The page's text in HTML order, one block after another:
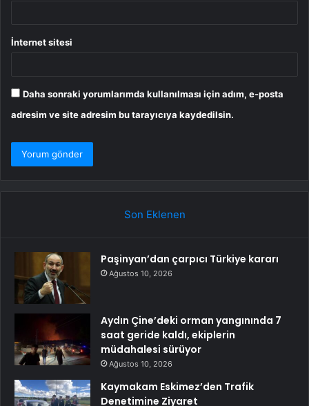
İnternet sitesi
Daha sonraki yorumlarımda kullanılması için adım, e-posta
adresim ve site adresim bu tarayıcıya kaydedilsin.
Son Eklenen
Paşinyan’dan çarpıcı Türkiye kararı
Ağustos 10, 2026
Aydın Çine’deki orman yangınında 7
saat geride kaldı, ekiplerin
müdahalesi sürüyor
Ağustos 10, 2026
Kaymakam Eskimez’den Trafik
Denetimine Ziyaret